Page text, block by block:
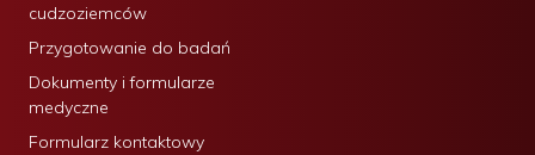
cudzoziemców
Przygotowanie do badań
Dokumenty i formularze
medyczne
Formularz kontaktowy